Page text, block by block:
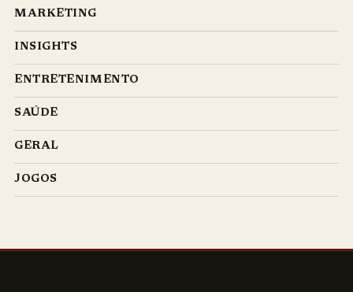
MARKETING
INSIGHTS
ENTRETENIMENTO
SAÚDE
GERAL
JOGOS